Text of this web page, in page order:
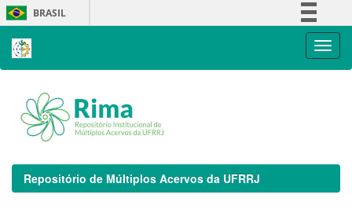
Skip
navigation
BRASIL
Repositório de Múltiplos Acervos da UFRRJ